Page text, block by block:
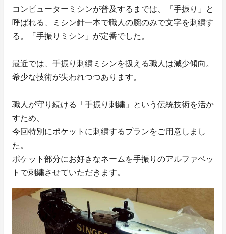
コンピューターミシンが普及するまでは、「手振り」と
呼ばれる、ミシン針一本で職人の腕のみで文字を刺繍す
る。「手振りミシン」が定番でした。
最近では、手振り刺繍ミシンを扱える職人は減少傾向。
希少な技術が失われつつあります。
職人が守り続ける「手振り刺繍」という伝統技術を活か
すため、
今回特別にポケットに刺繍するプランをご用意しまし
た。
ポケット部分にお好きなネームを手振りのアルファベッ
トで刺繍させていただきます。